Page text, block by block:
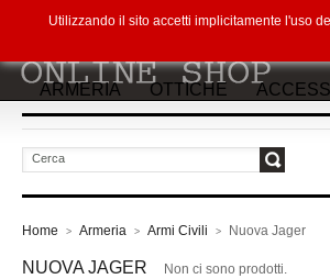
ARMERIA OTTICHE
Home > Armeria > Armi Civili > Nuova Jager
NUOVA JAGER Non ci sono prodotti.
Utilizzando il sito accetti implicitamente l'uso